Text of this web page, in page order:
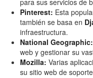
para sus servicios de
Pinterest: Esta
también se basa en
infraestructura.
National Geographic:
web y gestionar su
Mozilla: Varias
su sitio web de